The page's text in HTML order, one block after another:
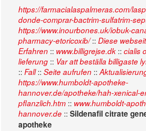
https://farmacialaspalmeras.com/
donde-comprar-bactrim-sulfatrim-
https://www.inourbones.uk/iobuk-
pharmacy-etoricoxib/:: Diese
Erfahren :: www.billigrejse.dk :: cialis
lieferung :: Var att beställa billigaste
:: Fall:: Seite aufrufen ::
https://www.humboldt-apotheke-
hannover.de/apotheke/hah-xenical-
pflanzlich.htm :: www.humboldt-
hannover.de :: Sildenafil citrate
apotheke